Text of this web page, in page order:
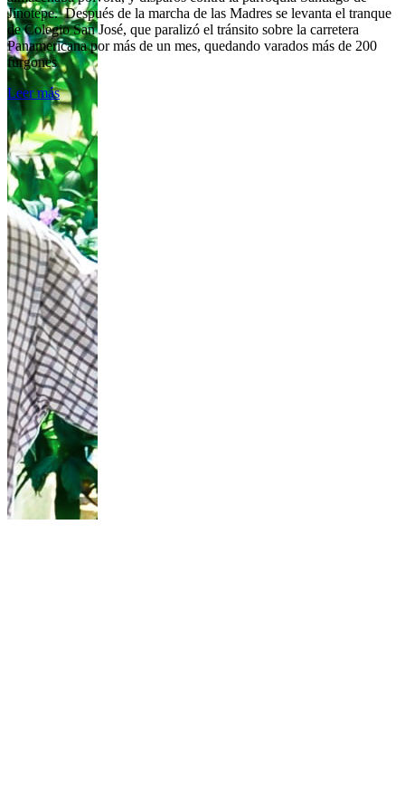
Jinotepe. Después de la marcha de las Madres se levanta el tranque
de Colegio San José, que paralizó el tránsito sobre la carretera
Panamericana por más de un mes, quedando varados más de 200
furgones
Leer más